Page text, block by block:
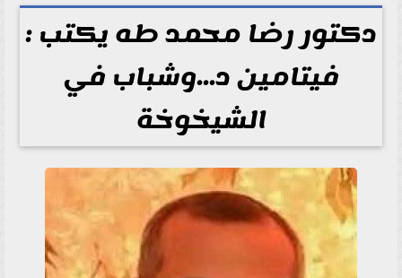
2025-06-11 18:52:16
دكتور رضا محمد طه يكتب :
فيتامين د...وشباب في
الشيخوخة